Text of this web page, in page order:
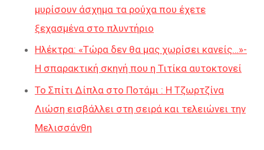
μυρίσουν άσχημα τα ρούχα που έχετε
ξεχασμένα στο πλυντήριο
Ηλέκτρα: «Τώρα δεν θα μας χωρίσει κανείς…»-
Η σπαρακτική σκηνή που η Τιτίκα αυτοκτονεί
Το Σπίτι Δίπλα στο Ποτάμι : H Τζωρτζίνα
Λιώση εισβάλλει στη σειρά και τελειώνει την
Μελισσάνθη